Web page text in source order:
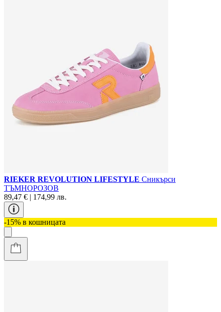
RIEKER REVOLUTION LIFESTYLE Сникърси
ТЪМНОРОЗОВ
89,47 € | 174,99 лв.
-15% в кошницата